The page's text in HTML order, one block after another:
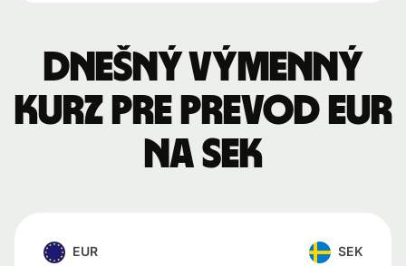
Dnešný výmenný
kurz pre prevod EUR
na SEK
EUR SEK